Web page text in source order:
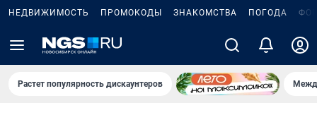
НЕДВИЖИМОСТЬ ПРОМОКОДЫ ЗНАКОМСТВА ПОГОДА
Растет популярность дискаунтеров